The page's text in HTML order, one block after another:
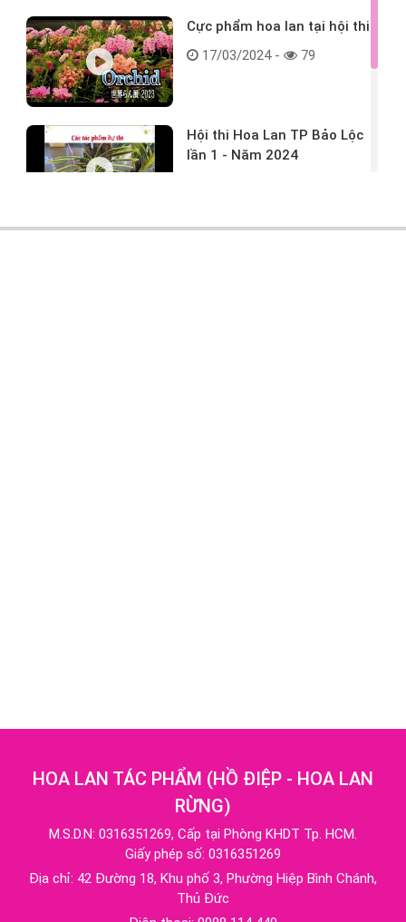
Cực phẩm hoa lan tại hội thi
17/03/2024 -
79
Hội thi Hoa Lan TP Bảo Lộc
lần 1 - Năm 2024
HOA LAN TÁC PHẨM (HỒ ĐIỆP - HOA LAN
RỪNG)
M.S.D.N: 0316351269, Cấp tại Phòng KHDT Tp. HCM.
Giấy phép số: 0316351269
Địa chỉ: 42 Đường 18, Khu phố 3, Phường Hiệp Bình Chánh,
Thủ Đức